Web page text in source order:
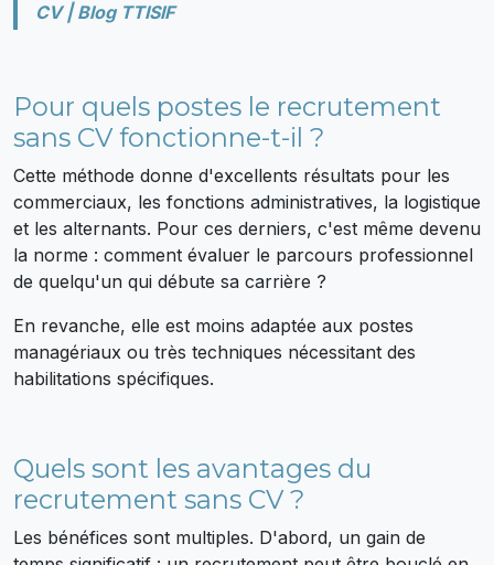
CV | Blog TTISIF
Pour quels postes le recrutement
sans CV fonctionne-t-il ?
Cette méthode donne d'excellents résultats pour les
commerciaux, les fonctions administratives, la logistique
et les alternants. Pour ces derniers, c'est même devenu
la norme : comment évaluer le parcours professionnel
de quelqu'un qui débute sa carrière ?
En revanche, elle est moins adaptée aux postes
managériaux ou très techniques nécessitant des
habilitations spécifiques.
Quels sont les avantages du
recrutement sans CV ?
Les bénéfices sont multiples. D'abord, un gain de